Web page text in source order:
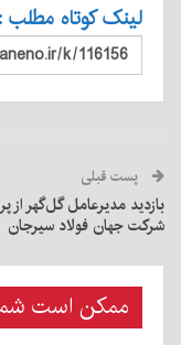
لینک کوتاه مطلب :
پست قبلی
بازدید مدیرعامل گل‌گهر از
شرکت جهان فولاد سیرجان
ممکن است